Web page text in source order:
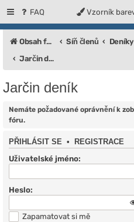
FAQ Vzorník
Obsah fóra Síň členů Deníky
Jarčin deník
Jarčin deník
Nemáte požadované oprávnění k
fóru.
PŘIHLÁSIT SE • REGISTRACE
Uživatelské jméno:
Heslo:
Zapamatovat si mě